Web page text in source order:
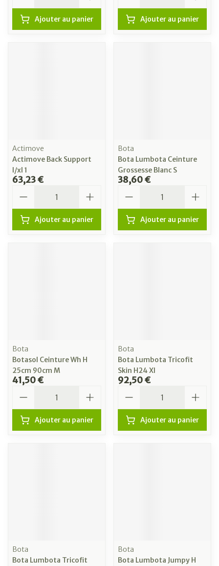
Ajouter au panier Ajouter au panier
Actimove
Actimove Back Support
l/xl 1
63,23 €
Ajouter au panier
Bota
Bota Lumbota Ceinture
Grossesse Blanc S
38,60 €
Ajouter au panier
Bota
Botasol Ceinture Wh H
25cm 90cm M
41,50 €
Ajouter au panier
Bota
Bota Lumbota Tricofit
Skin H24 Xl
92,50 €
Ajouter au panier
Bota
Bota Lumbota Tricofit
Bota
Bota Lumbota Jumpy H